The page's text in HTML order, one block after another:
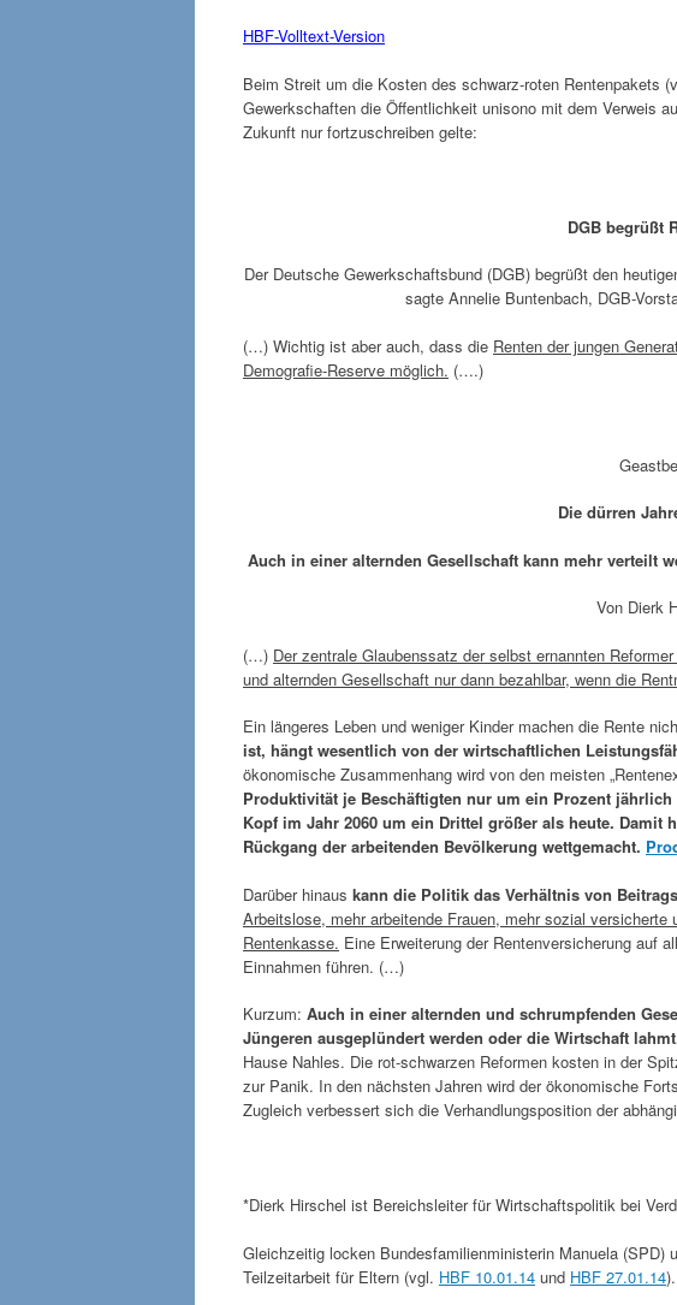
HBF-Volltext-Version
Beim Streit um die Kosten des schwarz-roten Rentenpakets
Gewerkschaften die Öffentlichkeit unisono mit dem Verweis
Zukunft nur fortzuschreiben gelte:
DGB begrüßt
Der Deutsche Gewerkschaftsbund (DGB) begrüßt den
sagte Annelie Buntenbach, DGB-
(…) Wichtig ist aber auch, dass die Renten der jungen
Demografie-Reserve möglich. (….)
Die dürren
Auch in einer alternden Gesellschaft kann mehr verteilt
Von Dierk
(…) Der zentrale Glaubenssatz der selbst ernannten
und alternden Gesellschaft nur dann bezahlbar, wenn die
Ein längeres Leben und weniger Kinder machen die Rente
ist, hängt wesentlich von der wirtschaftlichen
ökonomische Zusammenhang wird von den meisten
Produktivität je Beschäftigten nur um ein Prozent
Kopf im Jahr 2060 um ein Drittel größer als heute. Damit
Rückgang der arbeitenden Bevölkerung wettgemacht.
Darüber hinaus kann die Politik das Verhältnis von
Arbeitslose, mehr arbeitende Frauen, mehr sozial
Rentenkasse. Eine Erweiterung der Rentenversicherung auf
Einnahmen führen. (…)
Kurzum: Auch in einer alternden und schrumpfenden
Jüngeren ausgeplündert werden oder die Wirtschaft
Hause Nahles. Die rot-schwarzen Reformen kosten in der
zur Panik. In den nächsten Jahren wird der ökonomische
Zugleich verbessert sich die Verhandlungsposition der
*Dierk Hirschel ist Bereichsleiter für Wirtschaftspolitik bei
Gleichzeitig locken Bundesfamilienministerin Manuela
Teilzeitarbeit für Eltern (vgl. HBF 10.01.14 und HBF 27.01.14).